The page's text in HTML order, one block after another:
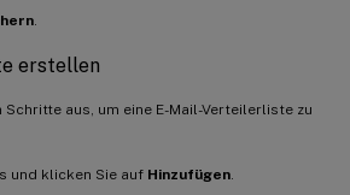
.
erstellen
aus, um eine E-Mail-Verteilerliste zu
und klicken Sie auf Hinzufügen.